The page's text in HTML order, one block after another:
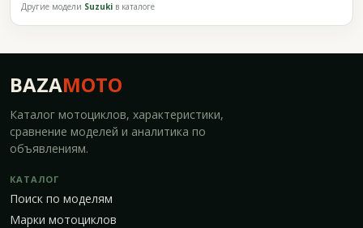
Другие модели Suzuki в каталоге
BAZAMOTO
Каталог мотоциклов, характеристики,
сравнение моделей и аналитика по
объявлениям.
КАТАЛОГ
Поиск по моделям
Марки мотоциклов